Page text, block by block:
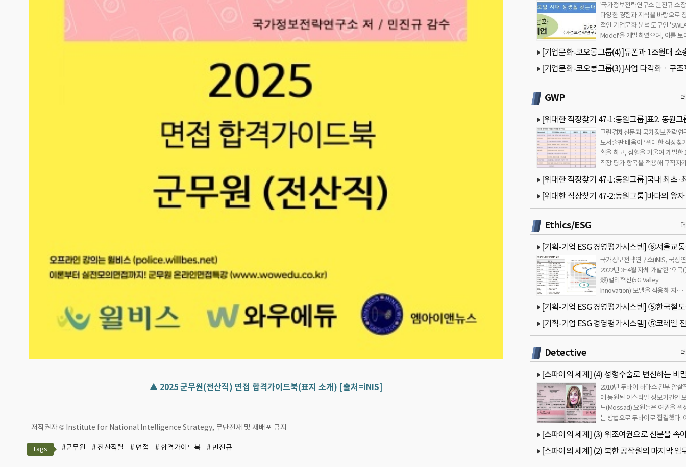
▲ 2025 군무원(전산직) 면접 합격가이드북(표지 소개) [출처=iNIS]
저작권자 © Institute for National Intelligence Strategy, 무단전재 및 재배포 금지
Tags #군무원 # 전산직렬 # 면접 # 합격가이드북 # 민진규
진행중…성과는 미진[국가정보전략연구소]
'국가정보전략연구소 민진규 소
다양한 경험과 지식을 바탕으로
적인 기업문화 분석 도구인
Model'을 개발하였으며, 이를 토
[기업문화-코오롱그룹(4)]듀폰과 1조원대 소
과따라 그룹 미래 달려[국가정보전략연구소]
[기업문화-코오롱그룹(3)]사업 다각화ㆍ구조
GWP
[위대한 직장찾기 47-1:동원그룹]표2. 동원그
가대상 기업의 차원별 점수비교[국가정보전략
소]
그린경제신문과 국가정보전략연
도서출판 배움이 ‘위대한 직장찾
획을 하고, 심혈을 기울여 개발한
직장 평가 항목을 적용해 구직자
[위대한 직장찾기 47-1:동원그룹]국내 최초·
의 원양어업기업[국가정보전략연구소]
[위대한 직장찾기 47-2:동원그룹]바다의 왕
소]Ethics/ESG
[기획-기업 ESG 경영평가시스템] ⑥서울교
진단(팔기생태계 모델 적용)국가정보전략연구소(iNIS, 국정
2022년 3~4월 자체 개발한 ‘오곡
穀)밸리혁신(5G Valley
Innovation)’모델을 적용해 지…
[기획-기업 ESG 경영평가시스템] ⑤한국철
(코레일) 진단(팔기생태계 모델 적용)
[기획-기업 ESG 경영평가시스템] ⑤코레일
Detective
[스파이의 세계] (4) 성형수술로 변신하는 비
원
2010년 두바이 하마스 간부 암살
에 동원된 이스라엘 정보기간인
드(Mossad) 요원들은 여권을 위
는 방법으로 두바이로 집결했다.
[스파이의 세계] (3) 위조여권으로 신분을 속
비밀공작원
[스파이의 세계] (2) 북한 공작원의 마지막 임